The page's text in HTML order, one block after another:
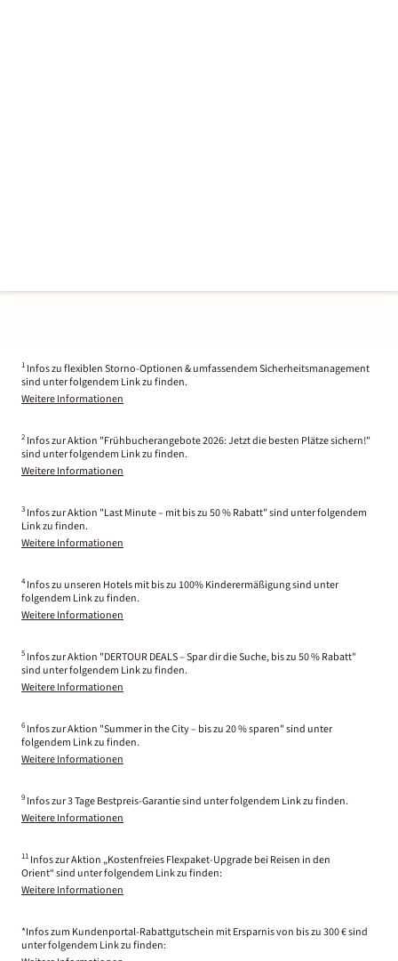
1 Infos zu flexiblen Storno-Optionen & umfassendem Sicherheitsmanagement
sind unter folgendem Link zu finden.
Weitere Informationen
2 Infos zur Aktion "Frühbucherangebote 2026: Jetzt die besten Plätze sichern!"
sind unter folgendem Link zu finden.
Weitere Informationen
3 Infos zur Aktion "Last Minute – mit bis zu 50 % Rabatt" sind unter folgendem
Link zu finden.
Weitere Informationen
4 Infos zu unseren Hotels mit bis zu 100% Kinderermäßigung sind unter
folgendem Link zu finden.
Weitere Informationen
5 Infos zur Aktion "DERTOUR DEALS – Spar dir die Suche, bis zu 50 % Rabatt"
sind unter folgendem Link zu finden.
Weitere Informationen
6 Infos zur Aktion "Summer in the City – bis zu 20 % sparen" sind unter
folgendem Link zu finden.
Weitere Informationen
9 Infos zur 3 Tage Bestpreis-Garantie sind unter folgendem Link zu finden.
Weitere Informationen
11 Infos zur Aktion „Kostenfreies Flexpaket-Upgrade bei Reisen in den
Orient“ sind unter folgendem Link zu finden:
Weitere Informationen
*Infos zum Kundenportal-Rabattgutschein mit Ersparnis von bis zu 300 € sind
unter folgendem Link zu finden: